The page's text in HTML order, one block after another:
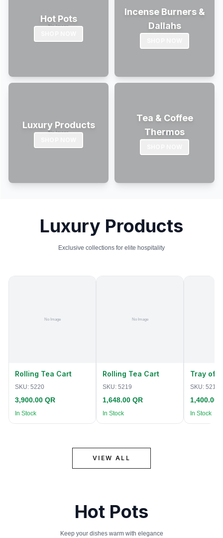
Hot Pots
Incense Burners &
Dallahs
Luxury Products
Tea & Coffee
Thermos
Luxury Products
Exclusive collections for elite hospitality
Rolling Tea Cart
SKU: 5220
3,900.00 QR
In Stock
Rolling Tea Cart
SKU: 5219
1,648.00 QR
In Stock
Tray of
SKU: 5218
1,400.00
In Stock
VIEW ALL
Hot Pots
Keep your dishes warm with elegance